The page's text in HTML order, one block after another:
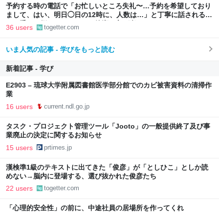
予約する時の電話で「お忙しいところ失礼〜…予約を希望しており
まして、はい、明日◯日の12時に、人数は…」と丁寧に話されるよ
り、受ける側としてはもっと簡潔な方が楽なんだよな
36 users togetter.com
いま人気の記事 - 学びをもっと読む
新着記事 - 学び
E2903 – 琉球大学附属図書館医学部分館でのカビ被害資料の清掃作
業
16 users current.ndl.go.jp
タスク・プロジェクト管理ツール「Jooto」の一般提供終了及び事
業廃止の決定に関するお知らせ
15 users prtimes.jp
漢検準1級のテキストに出てきた「俊彦」が「としひこ」としか読
めない→脳内に登場する、選び抜かれた俊彦たち
22 users togetter.com
「心理的安全性」の前に、中途社員の居場所を作ってくれ